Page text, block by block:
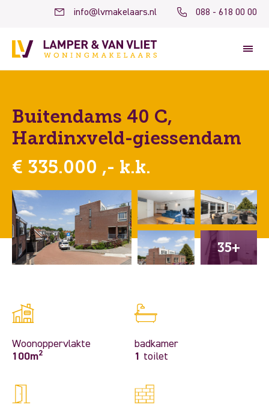
info@lvmakelaars.nl 088 - 618 00 00
Buitendams 40 C,
Hardinxveld-giessendam
€ 335.000 ,- k.k.
35+
Woonoppervlakte
100m2
badkamer
1
toilet